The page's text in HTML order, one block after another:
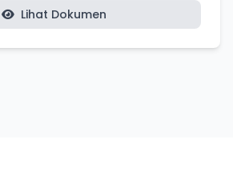
Lihat Dokumen